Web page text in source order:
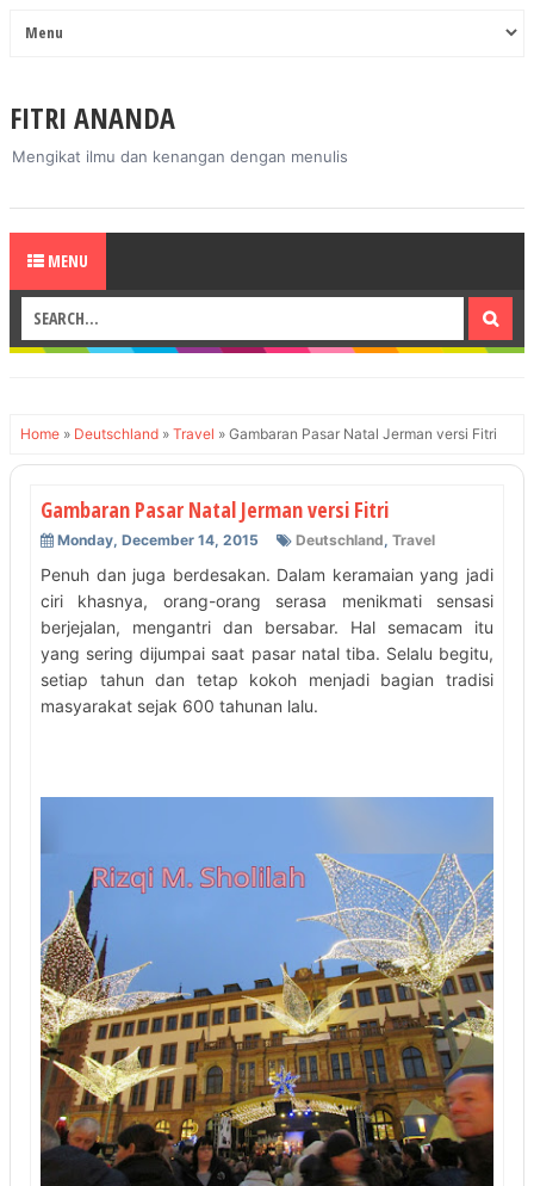
FITRI ANANDA
Mengikat ilmu dan kenangan dengan menulis
MENU
Home » Deutschland » Travel » Gambaran Pasar Natal Jerman versi Fitri
Gambaran Pasar Natal Jerman versi Fitri
Monday, December 14, 2015 Deutschland, Travel
Penuh dan juga berdesakan. Dalam keramaian yang jadi
ciri khasnya, orang-orang serasa menikmati sensasi
berjejalan, mengantri dan bersabar. Hal semacam itu
yang sering dijumpai saat pasar natal tiba. Selalu begitu,
setiap tahun dan tetap kokoh menjadi bagian tradisi
masyarakat sejak 600 tahunan lalu.